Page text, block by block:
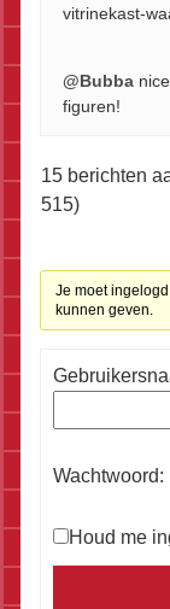
vitrinekast-
@Bubba
figuren!
15 berichten
515)
Je moet
kunnen geven.
Wachtwoord:
Houd me
Alternative: